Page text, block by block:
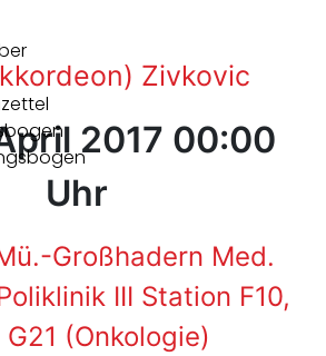
Zivkovic
2017 00:00
Uhr
Großhadern Med.
III Station F10,
G21 (Onkologie)